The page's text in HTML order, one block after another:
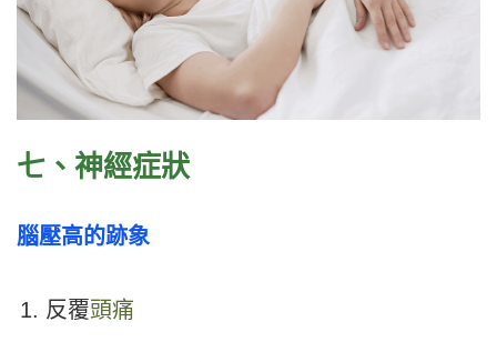
七、神經症狀
腦壓高的跡象
反覆頭痛